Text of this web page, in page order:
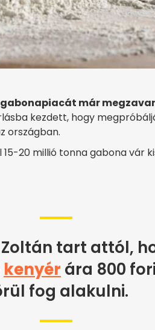
már
kezdett, hogy
országban.
20 millió tonna gabona vár
tart attól,
kenyér ára 800
fog alakulni.